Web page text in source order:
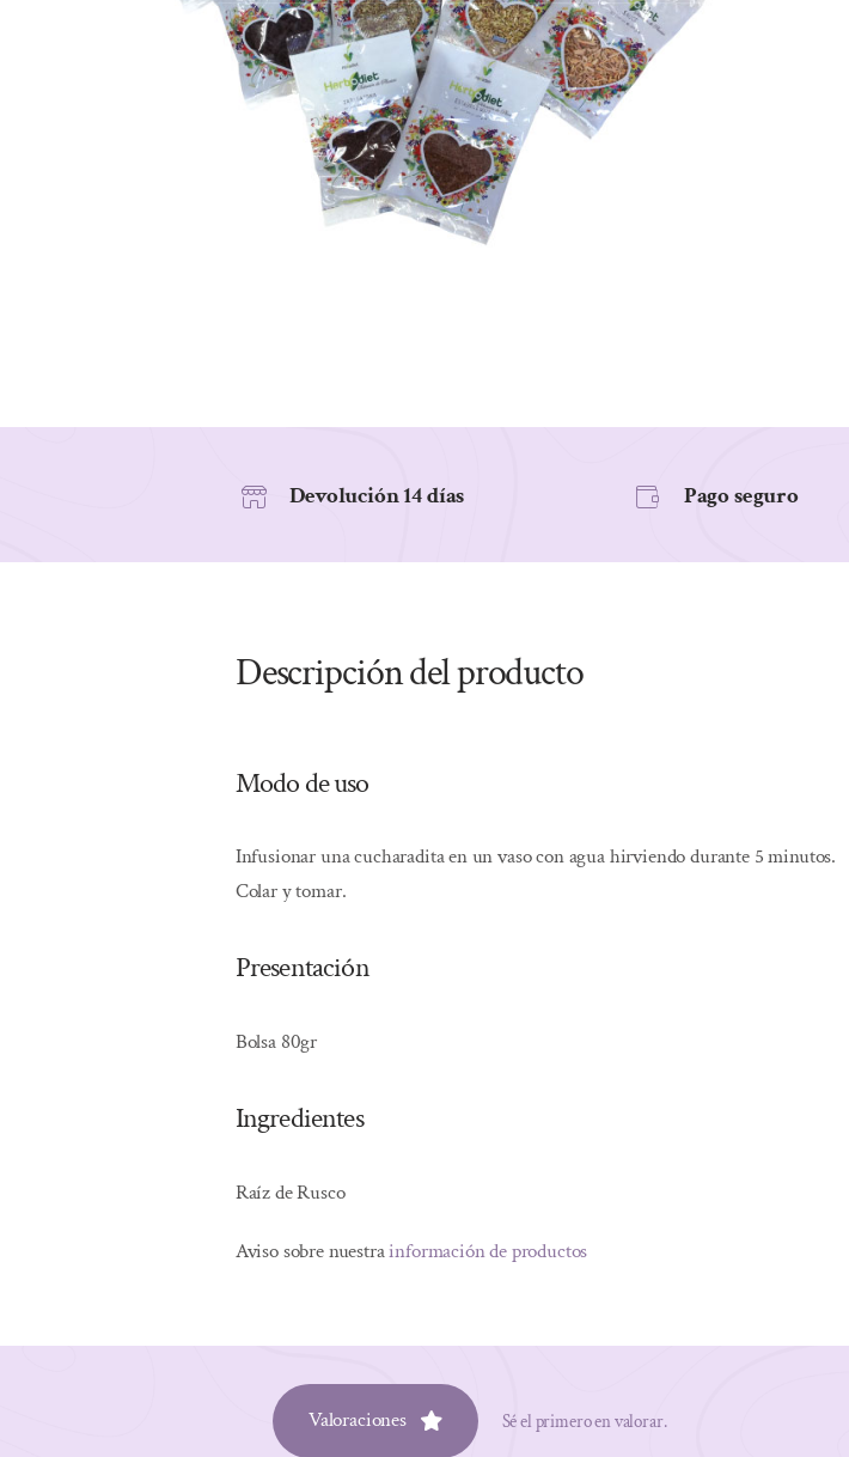
Devolución 14 días Pago seguro
Descripción del producto
Modo de uso
Infusionar una cucharadita en un vaso con agua hirviendo durante 5 minutos.
Colar y tomar.
Presentación
Bolsa 80gr
Ingredientes
Raíz de Rusco
Aviso sobre nuestrainformación de productos
Valoraciones Sé el primero en valorar.